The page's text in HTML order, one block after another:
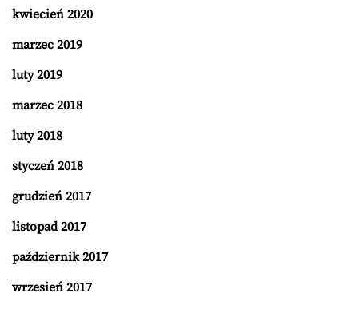
kwiecień 2020
marzec 2019
luty 2019
marzec 2018
luty 2018
styczeń 2018
grudzień 2017
listopad 2017
październik 2017
wrzesień 2017